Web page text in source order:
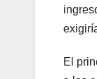
El